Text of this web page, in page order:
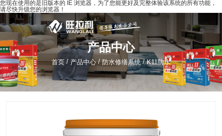
您现在使用的是旧版本的 IE 浏览器，为了您能更好及完整体验该系统的所有功能，
请尽快升级您的浏览器！
产品中心
首页 / 产品中心 /防水修缮系统 /K11防水